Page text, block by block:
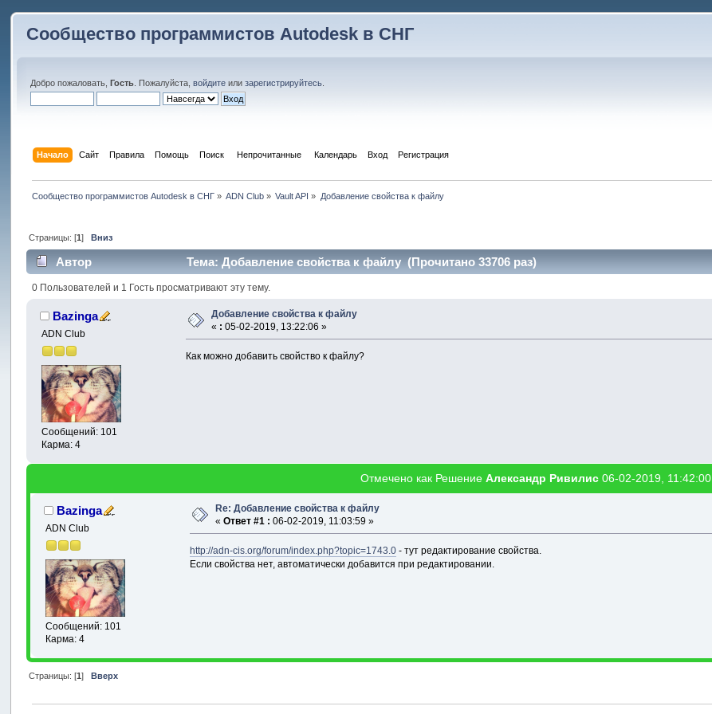
Сообщество программистов Autodesk в СНГ
Добро пожаловать,Гость . Пожалуйста,войдите илизарегистрируйтесь
Начало Сайт Правила Помощь Поиск Непрочитанные Календарь Вход Регистрация
Сообщество программистов Autodesk в СНГ» ADN Club » Vault API » Добавление свойства к файлу
Страницы: [1] Вниз
Автор Тема: Добавление свойства к файлу (Прочитано 33706 раз)
0 Пользователей и 1 Гость просматривают эту тему.
Bazinga
ADN Club
Сообщений: 101
Карма: 4
Добавление свойства к файлу
« : 05-02-2019, 13:22:06 »
Как можно добавить свойство к файлу?
Отмечено как Решение Александр Ривилис06-02-2019, 11:42:00
Bazinga
ADN Club
Сообщений: 101
Карма: 4
Re: Добавление свойства к файлу
«Ответ #1 : 06-02-2019, 11:03:59 »
http://adn-cis.org/forum/index.php?topic=1743.0 - тут редактирование свойства.
Если свойства нет, автоматически добавится при редактировании.
Страницы: [1] Вверх